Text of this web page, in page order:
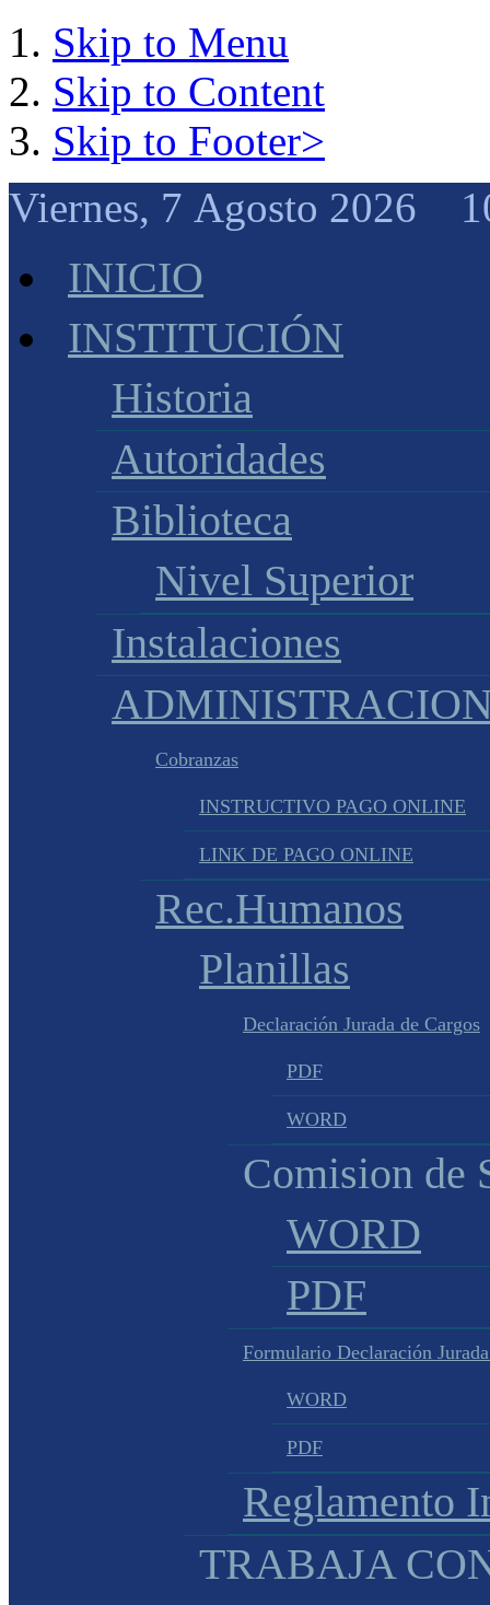
Skip to Menu
Skip to Content
Skip to Footer>
Viernes, 7 Agosto 2026
INICIO
INSTITUCIÓN
Historia
Autoridades
Biblioteca
Nivel Superior
Instalaciones
Cobranzas
INSTRUCTIVO PAGO ONLINE
LINK DE PAGO ONLINE
Rec.Humanos
Planillas
Declaración Jurada de Cargos
PDF
WORD
Comision de
WORD
PDF
Formulario Declaración
WORD
PDF
Reglamento
TRABAJA